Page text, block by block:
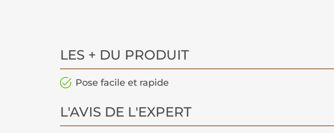
LES + DU PRODUIT
Pose facile et rapide
L'AVIS DE L'EXPERT